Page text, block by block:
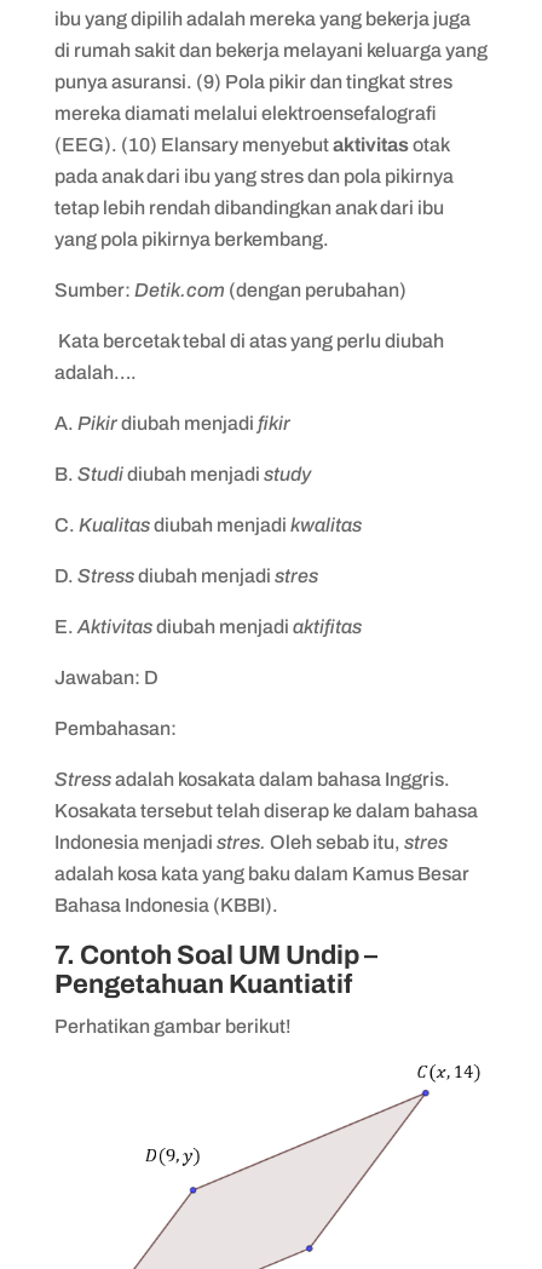
ibu yang dipilih adalah mereka yang bekerja juga
di rumah sakit dan bekerja melayani keluarga yang
punya asuransi. (9) Pola pikir dan tingkat stres
mereka diamati melalui elektroensefalografi
(EEG). (10) Elansary menyebutaktivitasotak
pada anak dari ibu yang stres dan pola pikirnya
tetap lebih rendah dibandingkan anak dari ibu
yang pola pikirnya berkembang.
Sumber: Detik.com (dengan perubahan)
Kata bercetak tebal di atas yang perlu diubah
adalah….
A. Pikirdiubah menjadi fikir
B. Studidiubah menjadi study
C. Kualitasdiubah menjadi kwalitas
D. Stressdiubah menjadi stres
E.Aktivitasdiubah menjadi aktifitas
Jawaban: D
Pembahasan:
Stressadalah kosakata dalam bahasa Inggris.
Kosakata tersebut telah diserap ke dalam bahasa
Indonesia menjadi stres. Oleh sebab itu, stres
adalah kosa kata yang baku dalam Kamus Besar
Bahasa Indonesia (KBBI).
7. Contoh Soal UM Undip –
Pengetahuan Kuantiatif
Perhatikan gambar berikut!